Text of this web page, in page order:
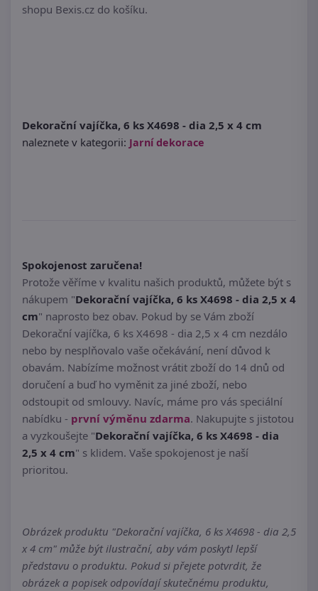
shopu Bexis.cz do košíku.
Dekorační vajíčka, 6 ks X4698 - dia 2,5 x 4 cm
naleznete v kategorii: Jarní dekorace
Spokojenost zaručena!
Protože věříme v kvalitu našich produktů, můžete být s
nákupem "Dekorační vajíčka, 6 ks X4698 - dia 2,5 x 4
cm" naprosto bez obav. Pokud by se Vám zboží
Dekorační vajíčka, 6 ks X4698 - dia 2,5 x 4 cm nezdálo
nebo by nesplňovalo vaše očekávání, není důvod k
obavám. Nabízíme možnost vrátit zboží do 14 dnů od
doručení a buď ho vyměnit za jiné zboží, nebo
odstoupit od smlouvy. Navíc, máme pro vás speciální
nabídku - první výměnu zdarma. Nakupujte s jistotou
a vyzkoušejte "Dekorační vajíčka, 6 ks X4698 - dia
2,5 x 4 cm" s klidem. Vaše spokojenost je naší
prioritou.
Obrázek produktu "Dekorační vajíčka, 6 ks X4698 - dia 2,5
x 4 cm" může být ilustrační, aby vám poskytl lepší
představu o produktu. Pokud si přejete potvrdit, že
obrázek a popisek odpovídají skutečnému produktu,